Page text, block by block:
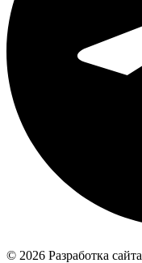
© 2026 Разработка сайта